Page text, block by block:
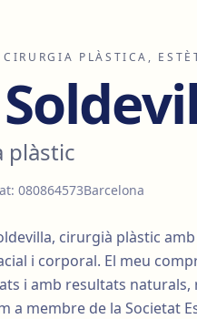
PLÀSTICA,
plàstic
: 080864573Barcelona
cirurgià plàstic
i corporal. El meu
i amb resultats
a membre de la Societat